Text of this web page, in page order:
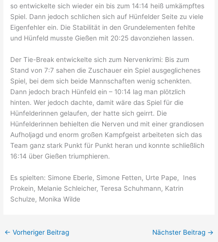
so entwickelte sich wieder ein bis zum 14:14 heiß umkämpftes
Spiel. Dann jedoch schlichen sich auf Hünfelder Seite zu viele
Eigenfehler ein. Die Stabilität in den Grundelementen fehlte
und Hünfeld musste Gießen mit 20:25 davonziehen lassen.
Der Tie-Break entwickelte sich zum Nervenkrimi: Bis zum
Stand von 7:7 sahen die Zuschauer ein Spiel ausgeglichenes
Spiel, bei dem sich beide Mannschaften wenig schenkten.
Dann jedoch brach Hünfeld ein – 10:14 lag man plötzlich
hinten. Wer jedoch dachte, damit wäre das Spiel für die
Hünfelderinnen gelaufen, der hatte sich geirrt. Die
Hünfelderinnen behielten die Nerven und mit einer grandiosen
Aufholjagd und enorm großen Kampfgeist arbeiteten sich das
Team ganz stark Punkt für Punkt heran und konnte schließlich
16:14 über Gießen triumphieren.
Es spielten: Simone Eberle, Simone Fetten, Urte Pape, Ines
Prokein, Melanie Schleicher, Teresa Schuhmann, Katrin
Schulze, Monika Wilde
← Vorheriger Beitrag Nächster Beitrag →